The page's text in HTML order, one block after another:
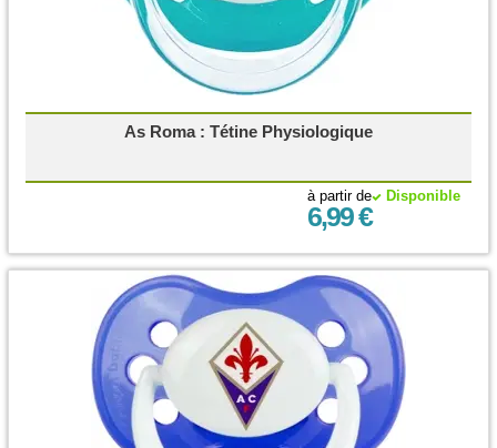
As Roma : Tétine Physiologique
Disponible
à partir de
6,99 €